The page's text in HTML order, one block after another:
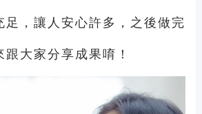
足，讓人安心許多，之後做完
大家分享成果唷！